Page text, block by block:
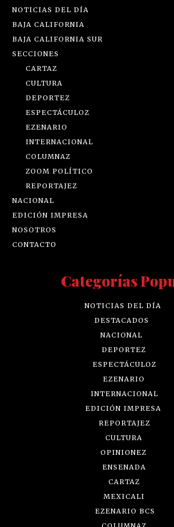
NOTICIAS DEL DÍA
BAJA CALIFORNIA
BAJA CALIFORNIA SUR
SECCIONES
CARTAZ
CULTURA
DEPORTEZ
ESPECTÁCULOZ
EZENARIO
INTERNACIONAL
COLUMNAZ
ZOOM POLÍTICO
REPORTAJEZ
NACIONAL
EDICIÓN IMPRESA
NOSOTROS
CONTACTO
Categorías
NOTICIAS DEL DÍA
DESTACADOS
NACIONAL
DEPORTEZ
ESPECTÁCULOZ
EZENARIO
INTERNACIONAL
EDICIÓN IMPRESA
REPORTAJEZ
CULTURA
OPINIONEZ
ENSENADA
CARTAZ
MEXICALI
EZENARIO BCS